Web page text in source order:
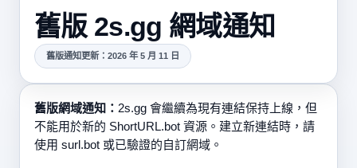
舊版 2s.gg 網域通知
舊版通知更新：2026 年 5 月 11 日
舊版網域通知： 2s.gg 會繼續為現有連結保持上線，但
不能用於新的 ShortURL.bot 資源。建立新連結時，請
使用 surl.bot 或已驗證的自訂網域。